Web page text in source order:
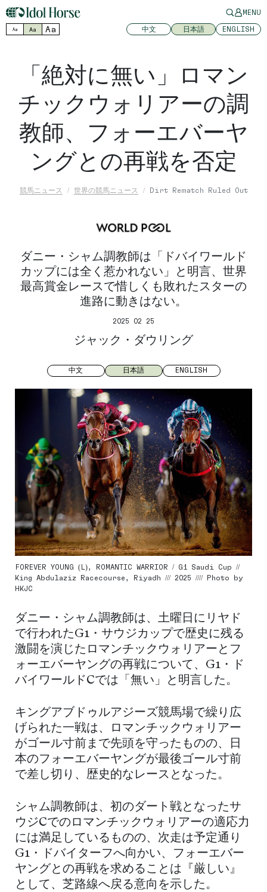
MENU
Aa Aa Aa 中文 日本語 ENGLISH
「絶対に無い」ロマン
チックウォリアーの調
教師、フォーエバーヤ
ングとの再戦を否定
競馬ニュース 世界の競馬ニュース Dirt Rematch Ruled Out
ダニー・シャム調教師は「ドバイワールド
カップには全く惹かれない」と明言、世界
最高賞金レースで惜しくも敗れたスターの
進路に動きはない。
2025 02 25
ジャック・ダウリング
中文 日本語 ENGLISH
FOREVER YOUNG (L), ROMANTIC WARRIOR / G1 Saudi Cup //
King Abdulaziz Racecourse, Riyadh /// 2025 //// Photo by
HKJC
ダニー・シャム調教師は、土曜日にリヤド
で行われたG1・サウジカップで歴史に残る
激闘を演じたロマンチックウォリアーとフ
ォーエバーヤングの再戦について、G1・ド
バイワールドCでは「無い」と明言した。
キングアブドゥルアジーズ競馬場で繰り広
げられた一戦は、ロマンチックウォリアー
がゴール寸前まで先頭を守ったものの、日
本のフォーエバーヤングが最後ゴール寸前
で差し切り、歴史的なレースとなった。
シャム調教師は、初のダート戦となったサ
ウジCでのロマンチックウォリアーの適応力
には満足しているものの、次走は予定通り
G1・ドバイターフへ向かい、フォーエバー
ヤングとの再戦を求めることは『厳しい』
として、芝路線へ戻る意向を示した。